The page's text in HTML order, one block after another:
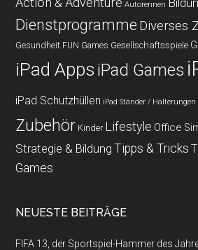
Autorennen
Dienstprogramme Diverses
Gesundheit FUN Games Gesellschaftsspiele
iPad Apps iPad Games
iPad Schutzhüllen iPad Ständer / Halterungen
Zubehör Kinder Lifestyle Office
Strategie & Bildung Tipps & Tricks
Games
NEUESTE BEITRÄGE
FIFA 13, der Sportspiel-Hammer des